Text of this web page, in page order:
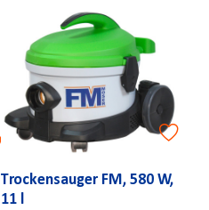
Trockensauger FM, 580 W,
11 l